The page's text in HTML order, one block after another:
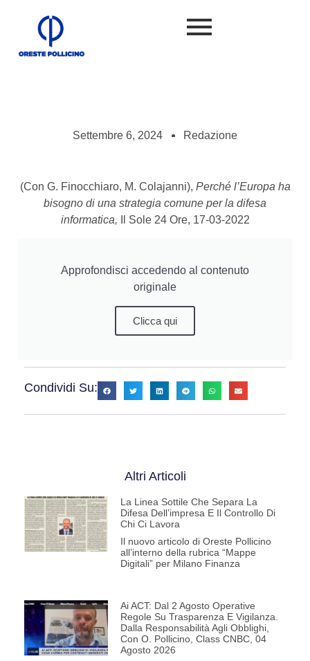
Settembre 6, 2024 Redazione
(Con G. Finocchiaro, M. Colajanni), Perché l’Europa ha
bisogno di una strategia comune per la difesa
informatica, Il Sole 24 Ore, 17-03-2022
Approfondisci accedendo al contenuto
originale
Clicca qui
Condividi Su:
Altri Articoli
La Linea Sottile Che Separa La
Difesa Dell’impresa E Il Controllo Di
Chi Ci Lavora
Il nuovo articolo di Oreste Pollicino
all’interno della rubrica “Mappe
Digitali” per Milano Finanza
Ai ACT: Dal 2 Agosto Operative
Regole Su Trasparenza E Vigilanza.
Dalla Responsabilità Agli Obblighi,
Con O. Pollicino, Class CNBC, 04
Agosto 2026